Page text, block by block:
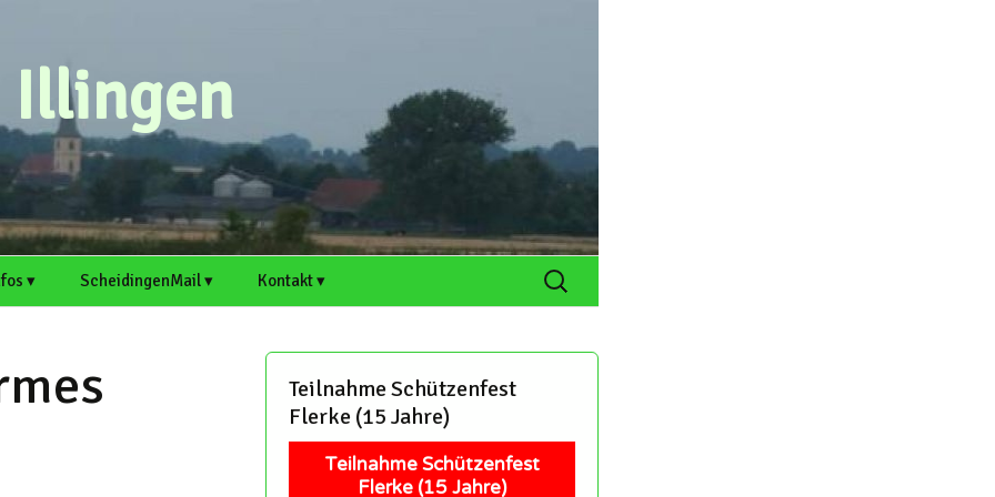
Illingen
▸
▾
Welver.de
Illingen auf Welver.de
einreichen
ScheidingenMail ▾
Antrag für E-Mail-
Adresse
Kontakt ▾
Artikel einreichen
Termin einreichen
Mitschreiber und Hobby-
Suchen
nach:
Teilnahme Schützenfest
Flerke (15 Jahre)
Teilnahme Schützenfest
Flerke (15 Jahre)